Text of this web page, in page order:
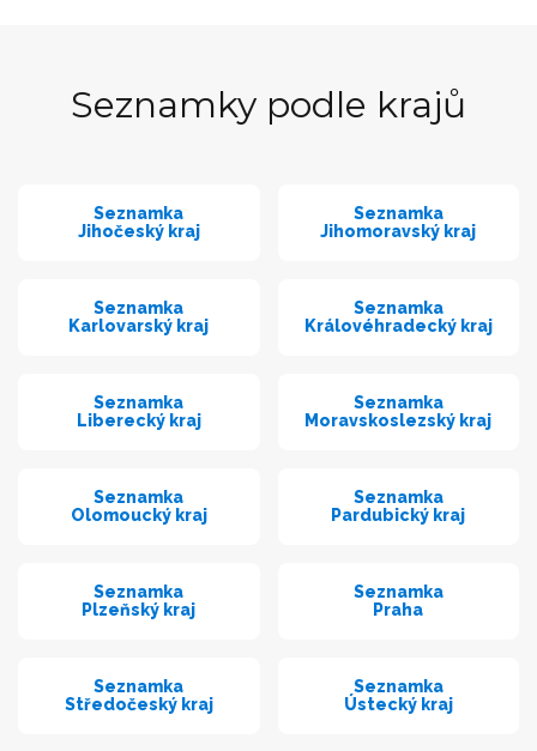
Seznamky podle krajů
Seznamka
Jihočeský kraj
Seznamka
Jihomoravský kraj
Seznamka
Karlovarský kraj
Seznamka
Královéhradecký kraj
Seznamka
Liberecký kraj
Seznamka
Moravskoslezský kraj
Seznamka
Olomoucký kraj
Seznamka
Pardubický kraj
Seznamka
Plzeňský kraj
Seznamka
Praha
Seznamka
Středočeský kraj
Seznamka
Ústecký kraj